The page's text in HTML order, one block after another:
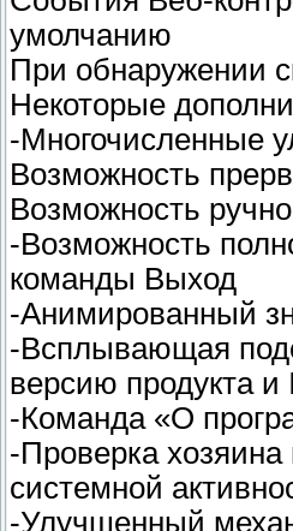
умолчанию
При обнаружении
Некоторые
-Многочисленные
Возможность
Возможность
-Возможность
команды Выход
-Анимированный
-Всплывающая
версию продукта
-Команда «О
-Проверка
системной
-Улучшенный